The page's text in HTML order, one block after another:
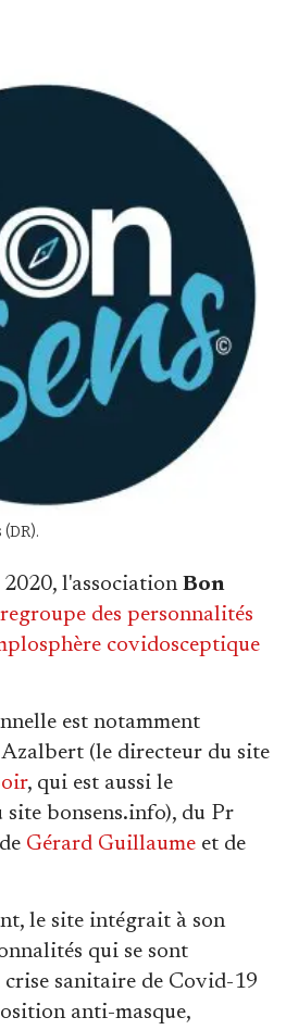
à Vera
l'association Bon
regroupe des personnalités
covidosceptique
est notamment
(le directeur du site
, qui est aussi le
site bonsens.info), du Pr
Gérard Guillaume et de
le site intégrait à son
qui se sont
sanitaire de Covid-19
anti-masque,